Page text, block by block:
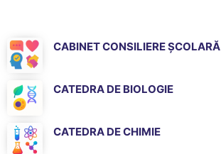
CABINET CONSILIERE ȘCOLARĂ
CATEDRA DE BIOLOGIE
CATEDRA DE CHIMIE